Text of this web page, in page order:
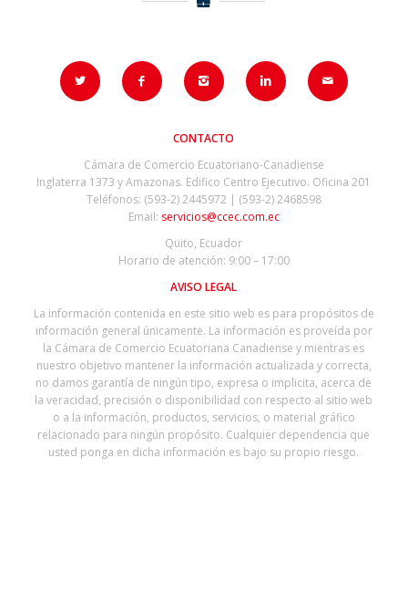
CONTACTO
Cámara de Comercio Ecuatoriano-Canadiense
Inglaterra 1373 y Amazonas. Edifico Centro Ejecutivo. Oficina 201
Teléfonos: (593-2) 2445972 | (593-2) 2468598
Email: servicios@ccec.com.ec
Quito, Ecuador
Horario de atención: 9:00 – 17:00
AVISO LEGAL
La información contenida en este sitio web es para propósitos de
información general únicamente. La información es proveída por
la Cámara de Comercio Ecuatoriana Canadiense y mientras es
nuestro objetivo mantener la información actualizada y correcta,
no damos garantía de ningún tipo, expresa o implicita, acerca de
la veracidad, precisión o disponibilidad con respecto al sitio web
o a la información, productos, servicios, o material gráfico
relacionado para ningún propósito. Cualquier dependencia que
usted ponga en dicha información es bajo su propio riesgo.